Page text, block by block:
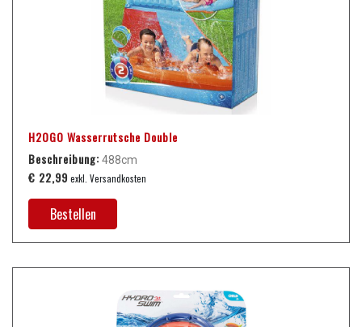
H2OGO Wasserrutsche Double
Beschreibung: 488cm
€ 22,99 exkl. Versandkosten
Bestellen